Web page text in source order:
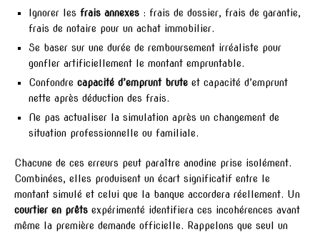
Ignorer les frais annexes : frais de dossier, frais de garantie,
frais de notaire pour un achat immobilier.
Se baser sur une durée de remboursement irréaliste pour
gonfler artificiellement le montant empruntable.
Confondre capacité d’emprunt brute et capacité d’emprunt
nette après déduction des frais.
Ne pas actualiser la simulation après un changement de
situation professionnelle ou familiale.
Chacune de ces erreurs peut paraître anodine prise isolément.
Combinées, elles produisent un écart significatif entre le
montant simulé et celui que la banque accordera réellement. Un
courtier en prêts expérimenté identifiera ces incohérences avant
même la première demande officielle. Rappelons que seul un